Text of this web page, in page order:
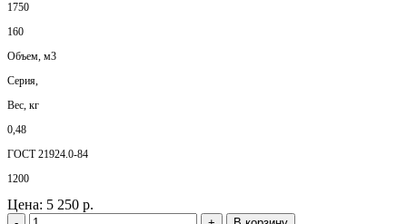
1750
160
Объем, м3
Серия,
Вес, кг
0,48
ГОСТ 21924.0-84
1200
Цена: 5 250 р.